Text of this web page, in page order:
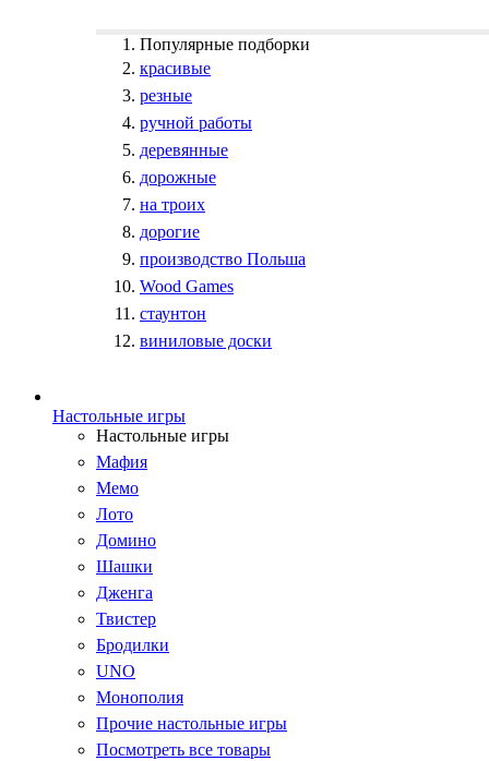
Популярные подборки
красивые
резные
ручной работы
деревянные
дорожные
на троих
дорогие
производство Польша
Wood Games
стаунтон
виниловые доски
Настольные игры
Настольные игры
Мафия
Мемо
Лото
Домино
Шашки
Дженга
Твистер
Бродилки
UNO
Монополия
Прочие настольные игры
Посмотреть все товары